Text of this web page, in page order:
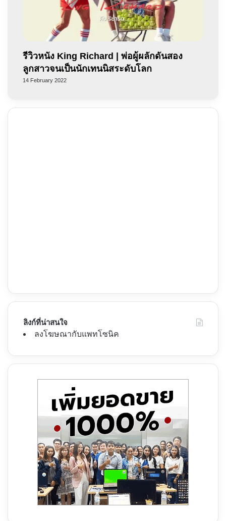
รีวิวหนัง King Richard | พ่อผู้ผลักดันสอง
ลูกสาวจนเป็นนักเทนนิสระดับโลก
14 February 2022
ลิงก์ที่น่าสนใจ
ลงโฆษณากับแพทโซนิค